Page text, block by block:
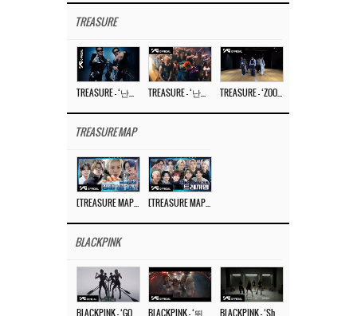
TREASURE
TREASURE – ‘난리나 (NALLY-NA) (HYUNHAYO)’ DANCE PERFORMANCE VIDEO TREASURE – ‘난리나 (NALLY-NA) (HYUNHAYO)’ M/V TREASURE – ‘ZOOM ZOOM’ DANCE PRACTICE VIDEO
TREASURE MAP
[TREASURE MAP] EP.77 🥲 우리 트레저 겁쟁이 아닙니다 🤚 기묘한 전시회 [TREASURE MAP] EP.77 🕯️ THE STRANGE EXHIBITION 🕰️ TEASER
BLACKPINK